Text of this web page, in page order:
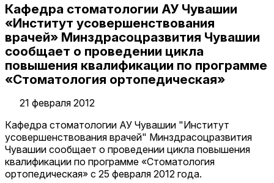
Кафедра стоматологии АУ Чувашии
«Институт усовершенствования
врачей» Минздрасоцразвития Чувашии
сообщает о проведении цикла
повышения квалификации по программе
«Стоматология ортопедическая»
21 февраля 2012
Кафедра стоматологии АУ Чувашии "Институт
усовершенствования врачей" Минздрасоцразвития
Чувашии сообщает о проведении цикла повышения
квалификации по программе «Стоматология
ортопедическая» с 25 февраля 2012 года.